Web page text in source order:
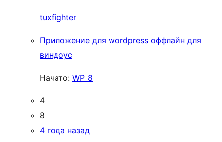
tuxfighter
Приложение для wordpress оффлайн для
виндоус
Начато: WP_8
4
8
4 года назад